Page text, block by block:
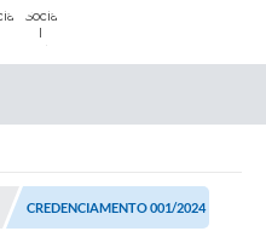
CREDENCIAMENTO 001/2024